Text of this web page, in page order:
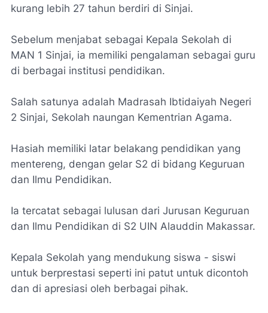
kurang lebih 27 tahun berdiri di Sinjai.
Sebelum menjabat sebagai Kepala Sekolah di
MAN 1 Sinjai, ia memiliki pengalaman sebagai guru
di berbagai institusi pendidikan.
Salah satunya adalah Madrasah Ibtidaiyah Negeri
2 Sinjai, Sekolah naungan Kementrian Agama.
Hasiah memiliki latar belakang pendidikan yang
mentereng, dengan gelar S2 di bidang Keguruan
dan Ilmu Pendidikan.
Ia tercatat sebagai lulusan dari Jurusan Keguruan
dan Ilmu Pendidikan di S2 UIN Alauddin Makassar.
Kepala Sekolah yang mendukung siswa - siswi
untuk berprestasi seperti ini patut untuk dicontoh
dan di apresiasi oleh berbagai pihak.